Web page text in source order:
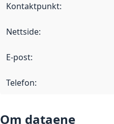
Kontaktpunkt:
Nettside:
E-post:
Telefon:
Om dataene